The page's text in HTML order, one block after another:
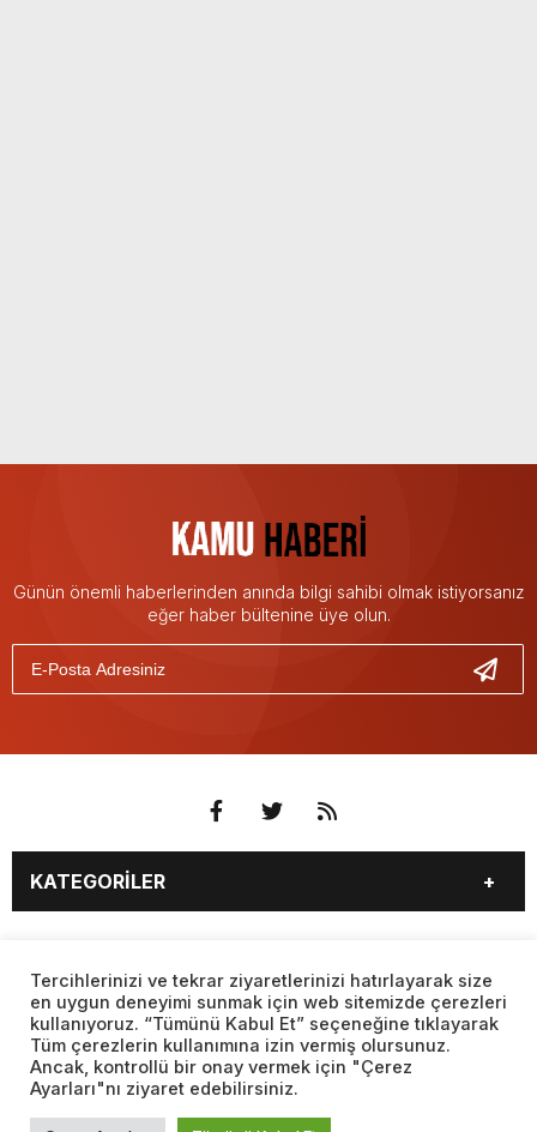
Günün önemli haberlerinden anında bilgi sahibi olmak istiyorsanız
eğer haber bültenine üye olun.
KATEGORİLER
EĞİTİM
SAĞLIK
YAŞAM
SPOR
MAGAZİN
KÜLTÜR SANAT
TEKNOLOJİ
DÜNYA
SAYFALAR
BURÇLAR
CANLI BORSA
CANLI SONUÇLAR
CANLI TV
FİKSTÜR
FİRMA EKLE
Web sitemizde yer alan haber içerikleri izin alınmadan,
kaynak gösterilerek dahi iktibas edilemez. Kanuna aykırı ve
izinsiz olarak kopyalanamaz, başka yerde yayınlanamaz.
Tercihlerinizi ve tekrar ziyaretlerinizi hatırlayarak size
en uygun deneyimi sunmak için web sitemizde çerezleri
kullanıyoruz. “Tümünü Kabul Et” seçeneğine tıklayarak
Tüm çerezlerin kullanımına izin vermiş olursunuz.
Ancak, kontrollü bir onay vermek için "Çerez
Ayarları"nı ziyaret edebilirsiniz.